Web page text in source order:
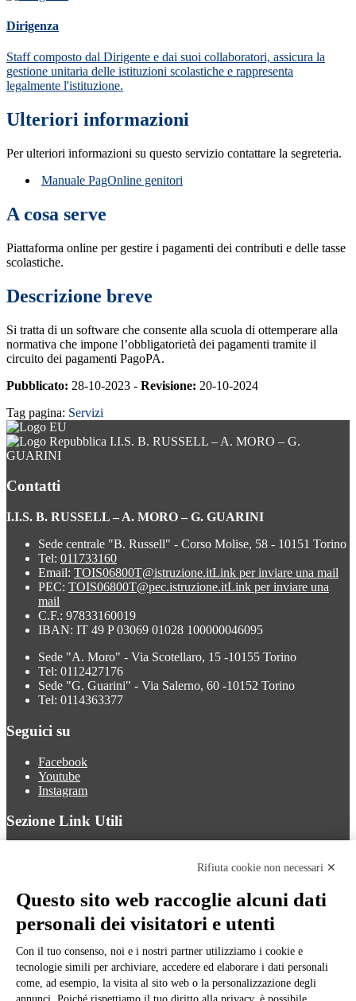
Dirigenza
Staff composto dal Dirigente e dai suoi collaboratori, assicura la
gestione unitaria delle istituzioni scolastiche e rappresenta
legalmente l'istituzione.
Ulteriori informazioni
Per ulteriori informazioni su questo servizio contattare la segreteria.
Manuale PagOnline genitori
A cosa serve
Piattaforma online per gestire i pagamenti dei contributi e delle tasse
scolastiche.
Descrizione breve
Si tratta di un software che consente alla scuola di ottemperare alla
normativa che impone l’obbligatorietà dei pagamenti tramite il
circuito dei pagamenti PagoPA.
Pubblicato: 28-10-2023 - Revisione: 20-10-2024
Tag pagina: Servizi
I.I.S. B. RUSSELL – A. MORO – G.
GUARINI
Contatti
I.I.S. B. RUSSELL – A. MORO – G. GUARINI
Sede centrale "B. Russell" - Corso Molise, 58 - 10151 Torino
Tel: 011733160
Email: TOIS06800T@istruzione.itLink per inviare una mail
PEC: TOIS06800T@pec.istruzione.itLink per inviare una
mail
C.F.: 97833160019
IBAN: IT 49 P 03069 01028 100000046095
Sede "A. Moro" - Via Scotellaro, 15 -10155 Torino
Tel: 0112427176
Sede "G. Guarini" - Via Salerno, 60 -10152 Torino
Tel: 0114363377
Seguici su
Facebook
Youtube
Instagram
Sezione Link Utili
Ufficio Relazioni con il Pubblico
Dichiarazione di accessibilità
Obiettivi di accessibilità
Gestione consensi cookie
Amministrazione trasparente
Pagina visualizzata
1477 volte
Rifiuta cookie non necessari ✕
Questo sito web raccoglie alcuni dati
personali dei visitatori e utenti
Con il tuo consenso, noi e i nostri partner utilizziamo i cookie e
tecnologie simili per archiviare, accedere ed elaborare i dati personali
come, ad esempio, la visita al sito web o la personalizzazione degli